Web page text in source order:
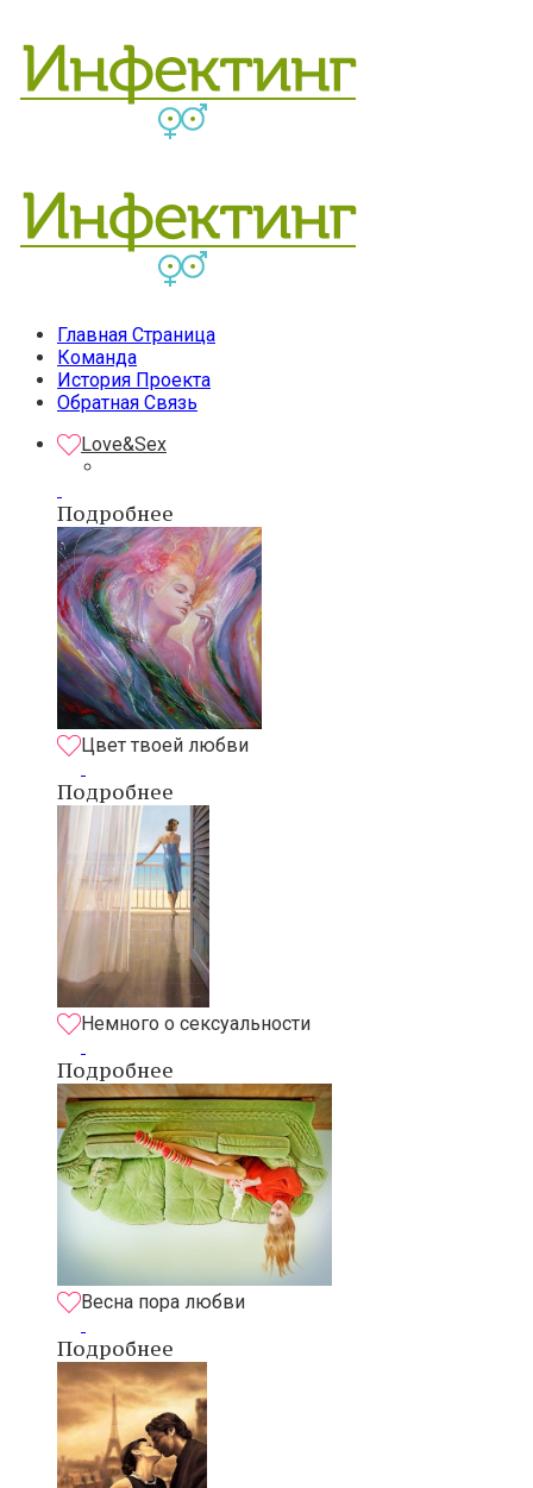
Главная Страница
Команда
История Проекта
Обратная Связь
Love&Sex
Подробнее
Цвет твоей любви
Подробнее
Немного о сексуальности
Подробнее
Весна пора любви
Подробнее